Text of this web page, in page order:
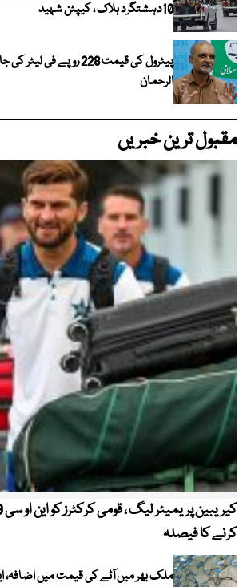
10دہشتگرد ہلاک ، کیپٹن شہید
پیٹرول کی قیمت 228 روپے فی
الرحمان
مقبول ترین خبریں
کرنے کا فیصلہ
ملک بھر میں آٹے کی قیمت میں